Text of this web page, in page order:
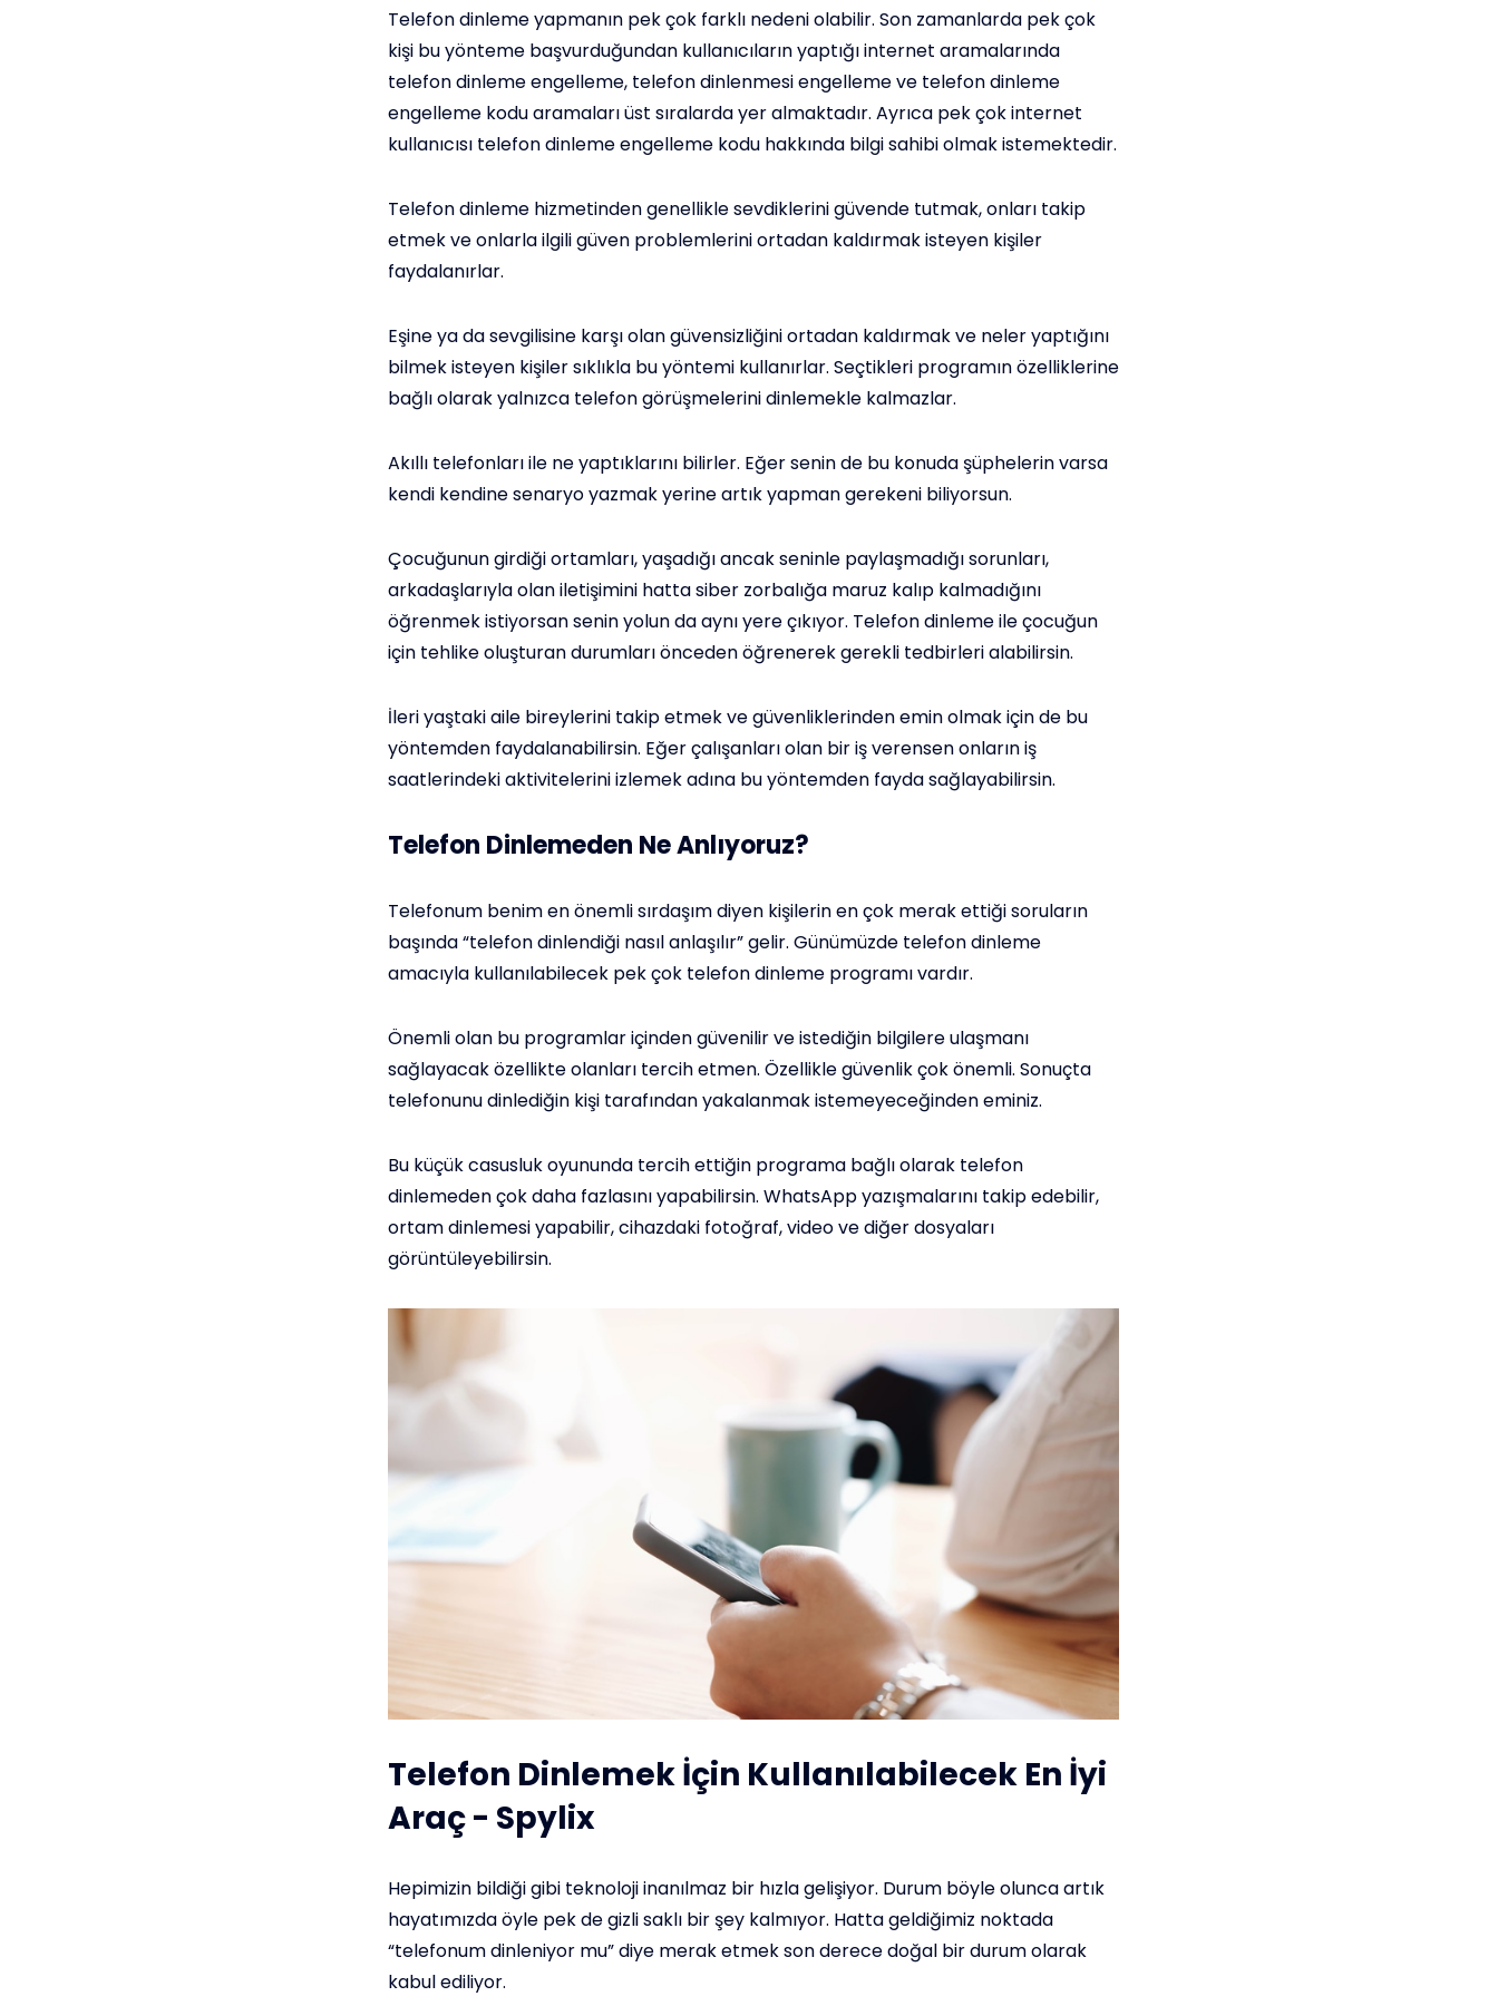
Telefon dinleme yapmanın pek çok farklı nedeni olabilir. Son zamanlarda pek çok
kişi bu yönteme başvurduğundan kullanıcıların yaptığı internet aramalarında
telefon dinleme engelleme, telefon dinlenmesi engelleme ve telefon dinleme
engelleme kodu aramaları üst sıralarda yer almaktadır. Ayrıca pek çok internet
kullanıcısı telefon dinleme engelleme kodu hakkında bilgi sahibi olmak istemektedir.
Telefon dinleme hizmetinden genellikle sevdiklerini güvende tutmak, onları takip
etmek ve onlarla ilgili güven problemlerini ortadan kaldırmak isteyen kişiler
faydalanırlar.
Eşine ya da sevgilisine karşı olan güvensizliğini ortadan kaldırmak ve neler yaptığını
bilmek isteyen kişiler sıklıkla bu yöntemi kullanırlar. Seçtikleri programın özelliklerine
bağlı olarak yalnızca telefon görüşmelerini dinlemekle kalmazlar.
Akıllı telefonları ile ne yaptıklarını bilirler. Eğer senin de bu konuda şüphelerin varsa
kendi kendine senaryo yazmak yerine artık yapman gerekeni biliyorsun.
Çocuğunun girdiği ortamları, yaşadığı ancak seninle paylaşmadığı sorunları,
arkadaşlarıyla olan iletişimini hatta siber zorbalığa maruz kalıp kalmadığını
öğrenmek istiyorsan senin yolun da aynı yere çıkıyor. Telefon dinleme ile çocuğun
için tehlike oluşturan durumları önceden öğrenerek gerekli tedbirleri alabilirsin.
İleri yaştaki aile bireylerini takip etmek ve güvenliklerinden emin olmak için de bu
yöntemden faydalanabilirsin. Eğer çalışanları olan bir iş verensen onların iş
saatlerindeki aktivitelerini izlemek adına bu yöntemden fayda sağlayabilirsin.
Telefon Dinlemeden Ne Anlıyoruz?
Telefonum benim en önemli sırdaşım diyen kişilerin en çok merak ettiği soruların
başında “telefon dinlendiği nasıl anlaşılır” gelir. Günümüzde telefon dinleme
amacıyla kullanılabilecek pek çok telefon dinleme programı vardır.
Önemli olan bu programlar içinden güvenilir ve istediğin bilgilere ulaşmanı
sağlayacak özellikte olanları tercih etmen. Özellikle güvenlik çok önemli. Sonuçta
telefonunu dinlediğin kişi tarafından yakalanmak istemeyeceğinden eminiz.
Bu küçük casusluk oyununda tercih ettiğin programa bağlı olarak telefon
dinlemeden çok daha fazlasını yapabilirsin. WhatsApp yazışmalarını takip edebilir,
ortam dinlemesi yapabilir, cihazdaki fotoğraf, video ve diğer dosyaları
görüntüleyebilirsin.
Telefon Dinlemek İçin Kullanılabilecek En İyi
Araç - Spylix
Hepimizin bildiği gibi teknoloji inanılmaz bir hızla gelişiyor. Durum böyle olunca artık
hayatımızda öyle pek de gizli saklı bir şey kalmıyor. Hatta geldiğimiz noktada
“telefonum dinleniyor mu” diye merak etmek son derece doğal bir durum olarak
kabul ediliyor.